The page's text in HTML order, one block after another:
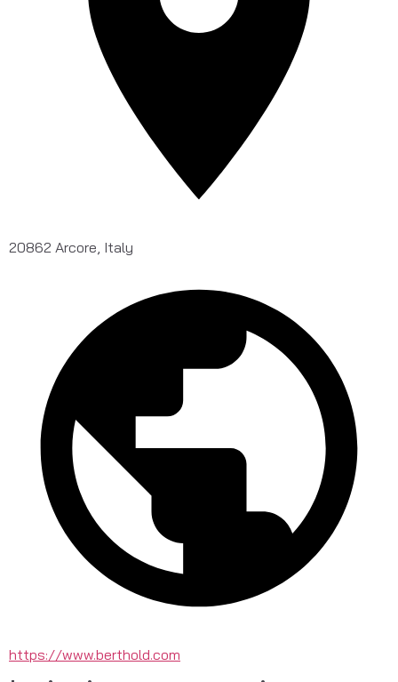
20862 Arcore, Italy
https://www.berthold.com